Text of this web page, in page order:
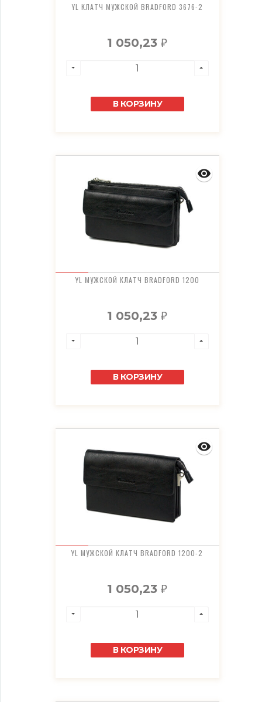
YL КЛАТЧ МУЖСКОЙ BRADFORD 3676-2
1 050,23₽
В КОРЗИНУ
YL МУЖСКОЙ КЛАТЧ BRADFORD 1200
1 050,23₽
В КОРЗИНУ
YL МУЖСКОЙ КЛАТЧ BRADFORD 1200-2
1 050,23₽
В КОРЗИНУ